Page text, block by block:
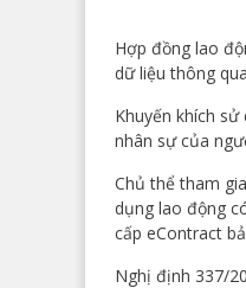
Hợp đồng lao
dữ liệu thông
Khuyến khích
nhân sự của
Chủ thể tham
dụng lao động
cấp eContract
Nghị định 337/